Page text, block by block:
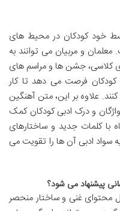
خود کودکان در محیط های
و مربیان می توانند به
کلاسی، جشن ها و مراسم های
کودکان فرصت می دهد تا کار
علاوه بر این، متن آهنگین
واژگان و درک ادبی کودکان کمک
با کلمات جدید و ساختارهای
سواد ادبی آن ها را تقویت می
پیشنهاد می شود؟
محتوای غنی و ساختار منحصر